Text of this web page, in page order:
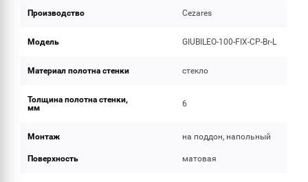
Производство Cezares
Модель GIUBILEO-100-FIX-CP-Br-L
Материал полотна стенки стекло
Толщина полотна стенки,
мм
6
Монтаж на поддон, напольный
Поверхность матовая